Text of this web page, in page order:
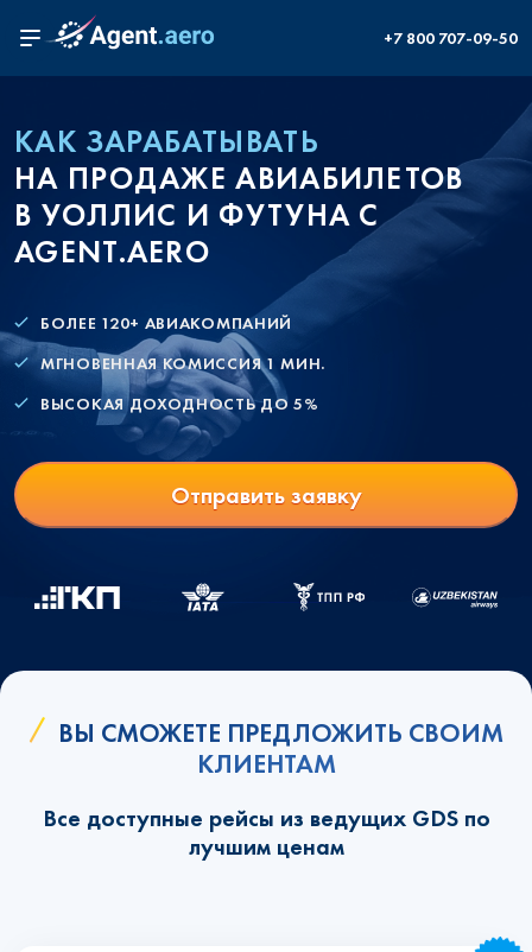
+7 800 707-09-50
КАК ЗАРАБАТЫВАТЬ
НА ПРОДАЖЕ АВИАБИЛЕТОВ
В УОЛЛИС И ФУТУНА С
AGENT.AERO
БОЛЕЕ 120+ АВИАКОМПАНИЙ
МГНОВЕННАЯ КОМИССИЯ 1 МИН.
ВЫСОКАЯ ДОХОДНОСТЬ ДО 5%
Отправить заявку
ВЫ СМОЖЕТЕ ПРЕДЛОЖИТЬ СВОИМ
КЛИЕНТАМ
Все доступные рейсы из ведущих GDS по
лучшим ценам